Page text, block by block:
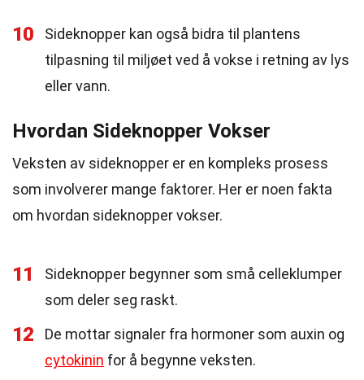
10
Sideknopper kan også bidra til plantens
tilpasning til miljøet ved å vokse i retning av lys
eller vann.
Hvordan Sideknopper Vokser
Veksten av sideknopper er en kompleks prosess
som involverer mange faktorer. Her er noen fakta
om hvordan sideknopper vokser.
11
Sideknopper begynner som små celleklumper
som deler seg raskt.
12
De mottar signaler fra hormoner som auxin og
cytokinin for å begynne veksten.